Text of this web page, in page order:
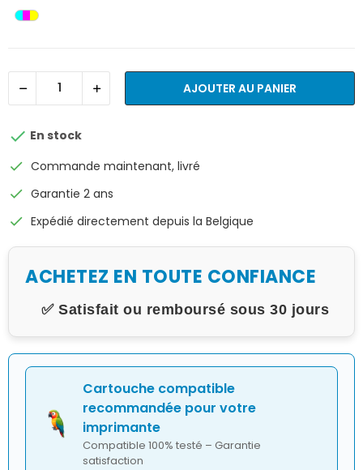
AJOUTER AU PANIER
 En stock
check Commande maintenant, livré
check Garantie 2 ans
check Expédié directement depuis la Belgique
ACHETEZ EN TOUTE CONFIANCE
✅ Satisfait ou remboursé sous 30 jours
Cartouche compatible
recommandée pour votre
imprimante
Compatible 100% testé – Garantie
satisfaction